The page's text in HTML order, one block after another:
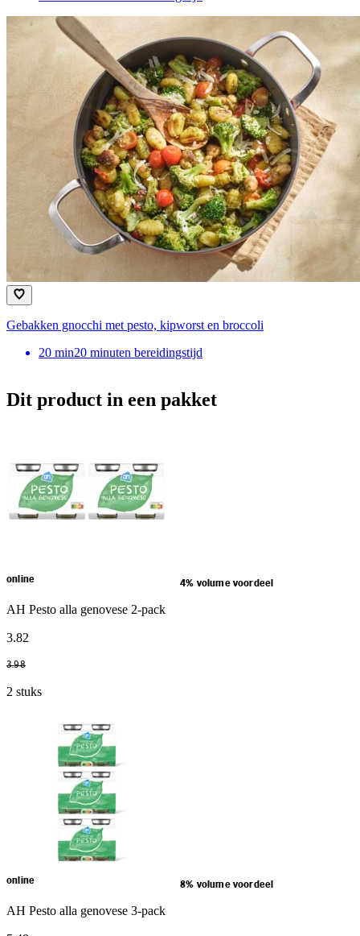
Gebakken gnocchi met pesto, kipworst en broccoli
20 min20 minuten bereidingstijd
Dit product in een pakket
online 4% volume voordeel
AH Pesto alla genovese 2-pack
3.82
3.98
2 stuks
online 8% volume voordeel
AH Pesto alla genovese 3-pack